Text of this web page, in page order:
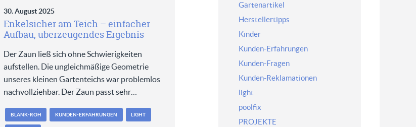
30. August 2025
Enkelsicher am Teich – einfacher
Aufbau, überzeugendes Ergebnis
Der Zaun ließ sich ohne Schwierigkeiten
aufstellen. Die ungleichmäßige Geometrie
unseres kleinen Gartenteichs war problemlos
nachvollziehbar. Der Zaun passt sehr…
BLANK-ROH KUNDEN-ERFAHRUNGEN LIGHT
Gartenartikel
Herstellertipps
Kinder
Kunden-Erfahrungen
Kunden-Fragen
Kunden-Reklamationen
light
poolfix
PROJEKTE